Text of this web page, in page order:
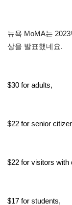
뉴욕 MoMA는
상을 발표했네요.
$30 for adults,
$22 for senior
$22 for visitors with
$17 for students,